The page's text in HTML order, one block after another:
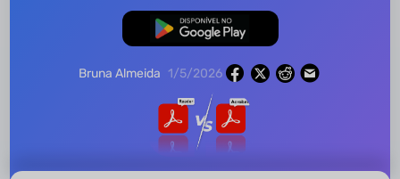
Baixar Grátis
Bruna Almeida 1/5/2026